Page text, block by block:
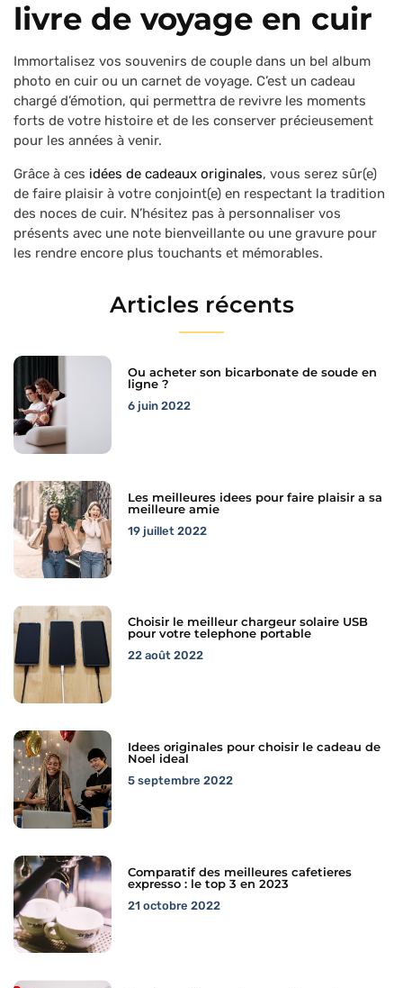
livre de voyage en cuir
Immortalisez vos souvenirs de couple dans un bel album
photo en cuir ou un carnet de voyage. C’est un cadeau
chargé d’émotion, qui permettra de revivre les moments
forts de votre histoire et de les conserver précieusement
pour les années à venir.
Grâce à ces idées de cadeaux originales, vous serez sûr(e)
de faire plaisir à votre conjoint(e) en respectant la tradition
des noces de cuir. N’hésitez pas à personnaliser vos
présents avec une note bienveillante ou une gravure pour
les rendre encore plus touchants et mémorables.
Articles récents
Ou acheter son bicarbonate de soude en
ligne ?
6 juin 2022
Les meilleures idees pour faire plaisir a sa
meilleure amie
19 juillet 2022
Choisir le meilleur chargeur solaire USB
pour votre telephone portable
22 août 2022
Idees originales pour choisir le cadeau de
Noel ideal
5 septembre 2022
Comparatif des meilleures cafetieres
expresso : le top 3 en 2023
21 octobre 2022